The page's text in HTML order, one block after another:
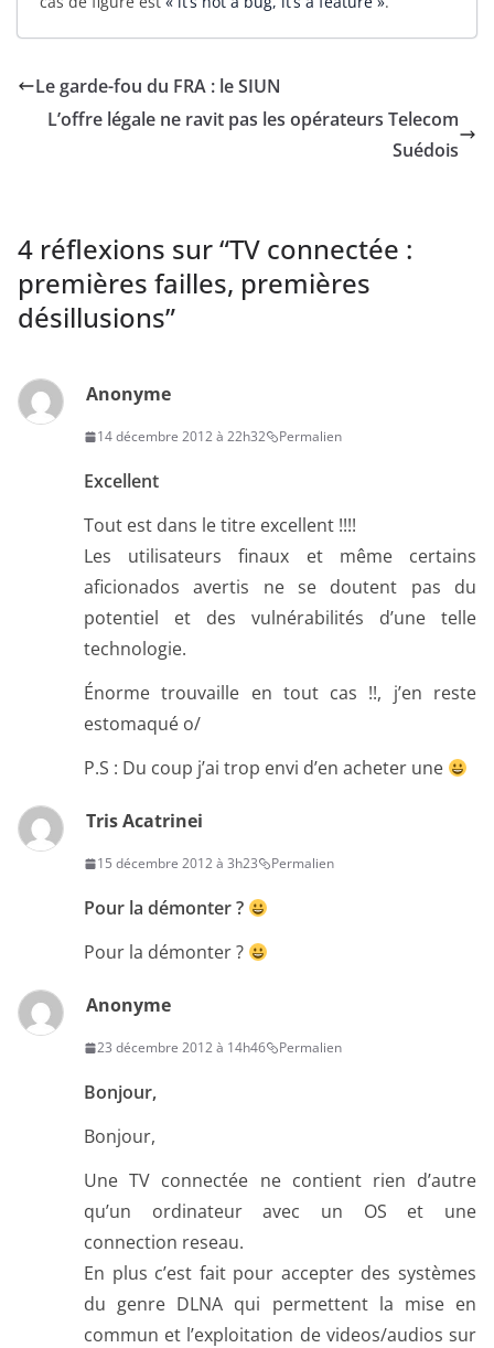
Le garde-fou du FRA : le SIUN
L’offre légale ne ravit pas les opérateurs Telecom
Suédois
4 réflexions sur “TV connectée :
premières failles, premières
désillusions”
Anonyme
14 décembre 2012 à 22h32 Permalien
Excellent
Tout est dans le titre excellent !!!!
Les utilisateurs finaux et même certains
aficionados avertis ne se doutent pas du
potentiel et des vulnérabilités d’une telle
technologie.
Énorme trouvaille en tout cas !!, j’en reste
estomaqué o/
P.S : Du coup j’ai trop envi d’en acheter une
Tris Acatrinei
15 décembre 2012 à 3h23 Permalien
Pour la démonter ?
Pour la démonter ?
Anonyme
23 décembre 2012 à 14h46 Permalien
Bonjour,
Bonjour,
Une TV connectée ne contient rien d’autre
qu’un ordinateur avec un OS et une
connection reseau.
En plus c’est fait pour accepter des systèmes
du genre DLNA qui permettent la mise en
commun et l’exploitation de videos/audios sur